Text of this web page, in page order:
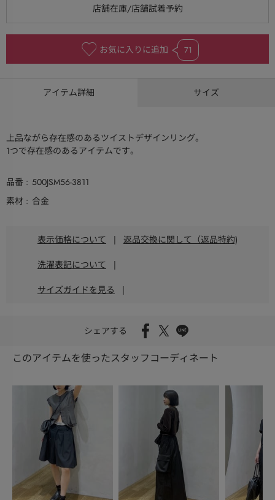
お気に入りに追加 71
アイテム詳細 サイズ
上品ながら存在感のあるツイストデザインリング。
1つで存在感のあるアイテムです。
品番
500JSM56-3811
素材
合金
表示価格について | 返品交換に関して（返品特約)
洗濯表記について |
サイズガイドを見る |
シェアする
このアイテムを使ったスタッフコーディネート